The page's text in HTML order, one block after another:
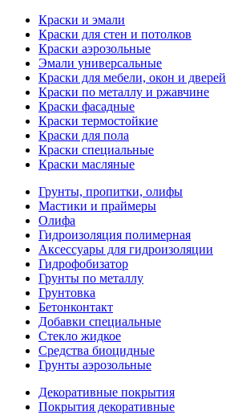
Краски и эмали
Краски для стен и потолков
Краски аэрозольные
Эмали универсальные
Краски для мебели, окон и дверей
Краски по металлу и ржавчине
Краски фасадные
Краски термостойкие
Краски для пола
Краски специальные
Краски масляные
Грунты, пропитки, олифы
Мастики и праймеры
Олифа
Гидроизоляция полимерная
Аксессуары для гидроизоляции
Гидрофобизатор
Грунты по металлу
Грунтовка
Бетонконтакт
Добавки специальные
Стекло жидкое
Средства биоцидные
Грунты аэрозольные
Декоративные покрытия
Покрытия декоративные